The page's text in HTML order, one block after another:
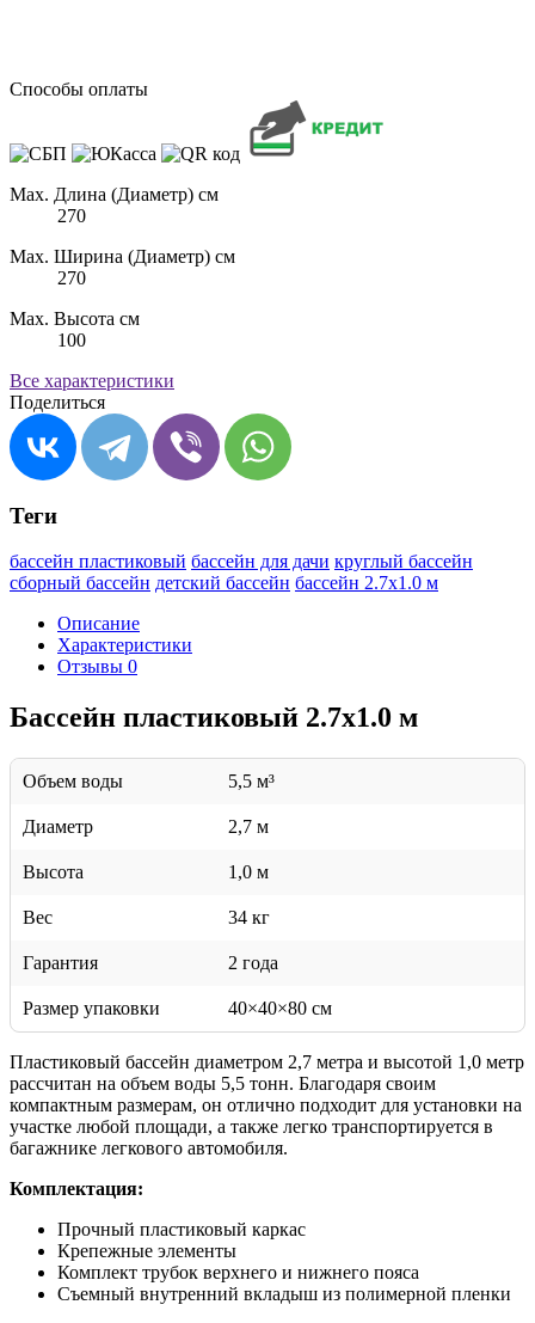
Способы оплаты
Max. Длина (Диаметр) см
270
Max. Ширина (Диаметр) см
270
Max. Высота см
100
Все характеристики
Поделиться
Теги
бассейн пластиковый бассейн для дачи круглый бассейн
сборный бассейн детский бассейн бассейн 2.7х1.0 м
Описание
Характеристики
Отзывы 0
Бассейн пластиковый 2.7х1.0 м
Объем воды 5,5 м³
Диаметр 2,7 м
Высота 1,0 м
Вес 34 кг
Гарантия 2 года
Размер упаковки 40×40×80 см
Пластиковый бассейн диаметром 2,7 метра и высотой 1,0 метр
рассчитан на объем воды 5,5 тонн. Благодаря своим
компактным размерам, он отлично подходит для установки на
участке любой площади, а также легко транспортируется в
багажнике легкового автомобиля.
Комплектация:
Прочный пластиковый каркас
Крепежные элементы
Комплект трубок верхнего и нижнего пояса
Съемный внутренний вкладыш из полимерной пленки